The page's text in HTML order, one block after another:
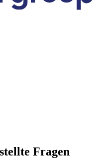
Fragen